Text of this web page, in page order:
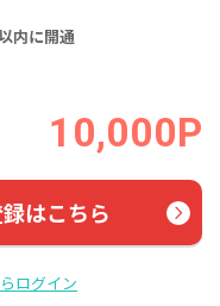
内に開通
10,000P
はこちら
ログイン